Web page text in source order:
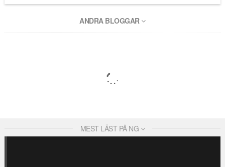
ANDRA BLOGGAR
MEST LÄST PÅ NG